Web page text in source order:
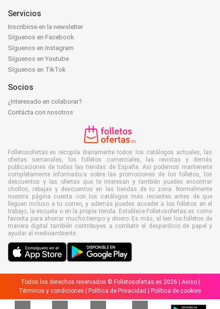
Servicios
Inscribirse en la newsletter
Síguenos en Facebook
Síguenos en Instagram
Síguenos en Youtube
Síguenos en TikTok
Socios
¿Interesado en colaborar?
Contácta con nosotros
Folletosofertas.es recopila diariamente todos los catálogos actuales, las
ofertas semanales, los folletos comerciales, las revistas y demás
publicaciones de todas las tiendas de España. Así podemos mantenerte
completamente informado/a sobre las promociones de los folletos, los
descuentos y las ofertas que te interesan y también puedes encontrar
chollos, rebajas y descuentos en las tiendas de tu zona. Normalmente
nuestra página cuenta con los catálogos más recientes antes de que
lleguen incluso a tu correo, y además puedes acceder a los folletos en el
trabajo, la escuela o en la propia tienda. Establece Folletosofertas.es como
favorita para ahorrar mucho tiempo y dinero. Es más, al leer los folletos de
manera digital también contribuyes a combatir el desperdicio de papel y
ayudar al medioambiente.
Todos los derechos reservados © Folletosofertas.es 2026 | Aviso|
Términos y condiciones
Política de Privacidad Política de cookies